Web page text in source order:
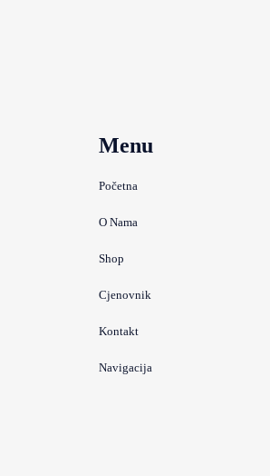
Menu
Početna
O Nama
Shop
Cjenovnik
Kontakt
Navigacija